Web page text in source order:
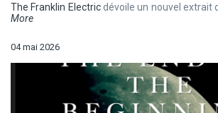
The Franklin Electricdévoile un nouvel extrait
More
04 mai 2026